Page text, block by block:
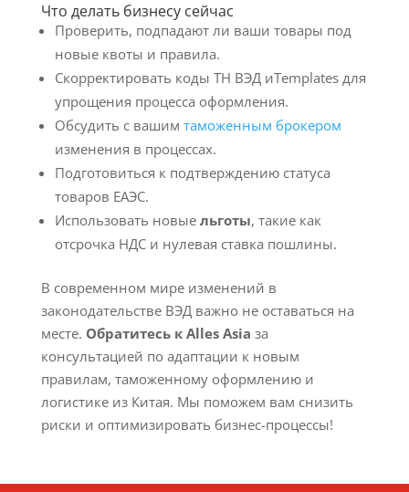
Что делать бизнесу сейчас
Проверить, подпадают ли ваши товары под
новые квоты и правила.
Скорректировать коды ТН ВЭД иTemplates для
упрощения процесса оформления.
Обсудить с вашим таможенным брокером
изменения в процессах.
Подготовиться к подтверждению статуса
товаров ЕАЭС.
Использовать новые льготы, такие как
отсрочка НДС и нулевая ставка пошлины.
В современном мире изменений в
законодательстве ВЭД важно не оставаться на
месте. Обратитесь к Alles Asia за
консультацией по адаптации к новым
правилам, таможенному оформлению и
логистике из Китая. Мы поможем вам снизить
риски и оптимизировать бизнес-процессы!